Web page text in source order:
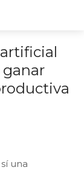
ganar
una